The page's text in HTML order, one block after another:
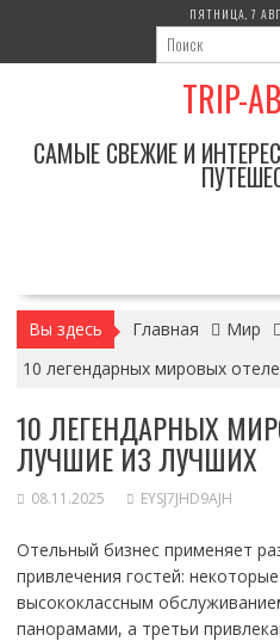
содержимому
ПЯТНИЦА, 7
TRIP-
САМЫЕ СВЕЖИЕ И
Вы здесь Главная
Мир
10 легендарных мировых
10 ЛЕГЕНДАРНЫХ
ЛУЧШИЕ ИЗ ЛУЧШИХ
08.11.2025 EYSJ7JHD9AJH
Отельный бизнес применяет
привлечения гостей:
высококлассным
панорамами, а третьи